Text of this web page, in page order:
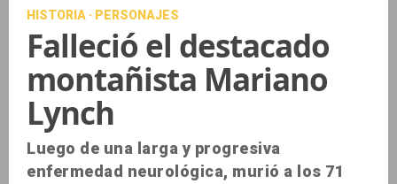
HISTORIA · PERSONAJES
Falleció el destacado
montañista Mariano
Lynch
Luego de una larga y progresiva
enfermedad neurológica, murió a los 71